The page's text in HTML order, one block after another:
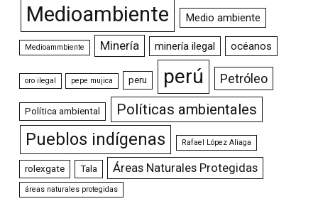
Medioambiente Medio ambiente
Medioammbiente Minería minería ilegal océanos
oro ilegal pepe mujica peru perú Petróleo
Política ambiental Políticas ambientales
Pueblos indígenas Rafael López Aliaga
rolexgate Tala Áreas Naturales Protegidas
áreas naturales protegidas